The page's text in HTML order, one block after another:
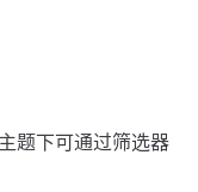
题下可通过筛选器